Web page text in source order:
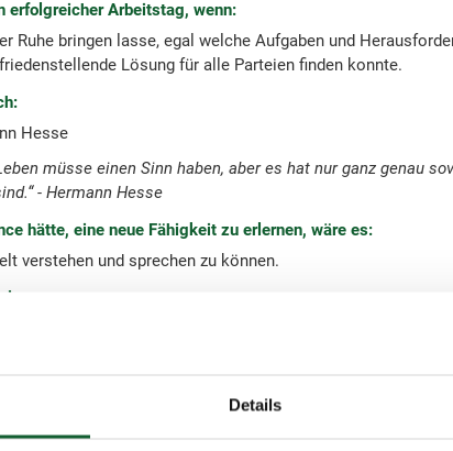
Details
erfolgreicher Arbeitstag, wenn:
Ruhe bringen lasse, egal welche Aufgaben und
Lösung für alle Parteien finden konnte.
Hesse
müsse einen Sinn haben, aber es hat nur ganz genau
- Hermann Hesse
hätte, eine neue Fähigkeit zu erlernen, wäre es:
verstehen und sprechen zu können.